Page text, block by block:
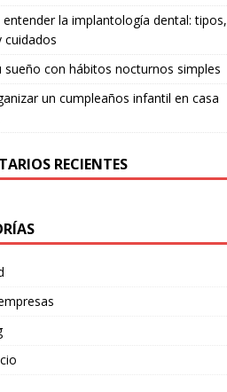
entender la implantología dental: tipos,
cuidados
sueño con hábitos nocturnos simples
un cumpleaños infantil en casa
RECIENTES